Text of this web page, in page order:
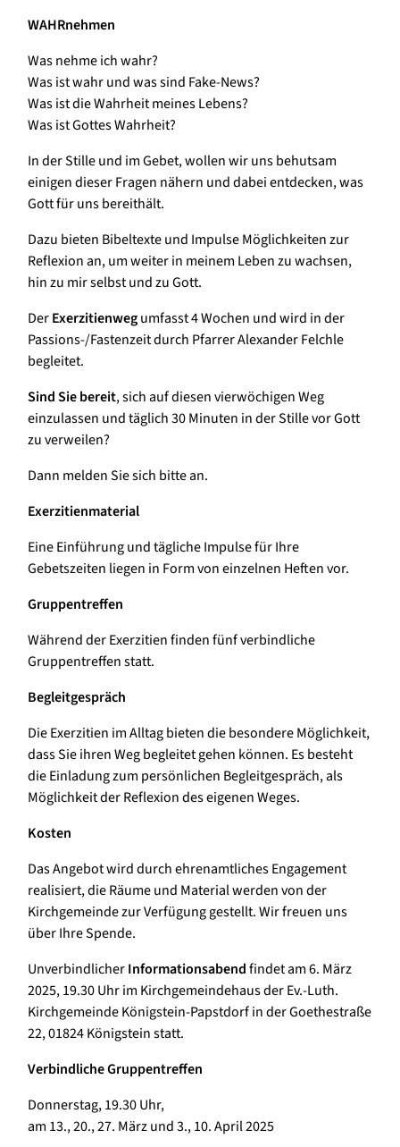
WAHRnehmen
Was nehme ich wahr?
Was ist wahr und was sind Fake-News?
Was ist die Wahrheit meines Lebens?
Was ist Gottes Wahrheit?
In der Stille und im Gebet, wollen wir uns behutsam
einigen dieser Fragen nähern und dabei entdecken, was
Gott für uns bereithält.
Dazu bieten Bibeltexte und Impulse Möglichkeiten zur
Reflexion an, um weiter in meinem Leben zu wachsen,
hin zu mir selbst und zu Gott.
DerExerzitienwegumfasst 4 Wochen und wird in der
Passions-/Fastenzeit durch Pfarrer Alexander Felchle
begleitet.
Sind Sie bereit, sich auf diesen vierwöchigen Weg
einzulassen und täglich 30 Minuten in der Stille vor Gott
zu verweilen?
Dann melden Sie sich bitte an.
Exerzitienmaterial
Eine Einführung und tägliche Impulse für Ihre
Gebetszeiten liegen in Form von einzelnen Heften vor.
Gruppentreffen
Während der Exerzitien finden fünf verbindliche
Gruppentreffen statt.
Begleitgespräch
Die Exerzitien im Alltag bieten die besondere Möglichkeit,
dass Sie ihren Weg begleitet gehen können. Es besteht
die Einladung zum persönlichen Begleitgespräch, als
Möglichkeit der Reflexion des eigenen Weges.
Kosten
Das Angebot wird durch ehrenamtliches Engagement
realisiert, die Räume und Material werden von der
Kirchgemeinde zur Verfügung gestellt. Wir freuen uns
über Ihre Spende.
UnverbindlicherInformationsabendfindet am 6. März
2025, 19.30 Uhr im Kirchgemeindehaus der Ev.-Luth.
Kirchgemeinde Königstein-Papstdorf in der Goethestraße
22, 01824 Königstein statt.
Verbindliche Gruppentreffen
Donnerstag, 19.30 Uhr,
am 13., 20., 27. März und 3., 10. April 2025